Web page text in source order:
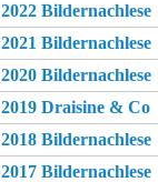
2022 Bildernachlese
2021 Bildernachlese
2020 Bildernachlese
2019 Draisine & Co
2018 Bildernachlese
2017 Bildernachlese